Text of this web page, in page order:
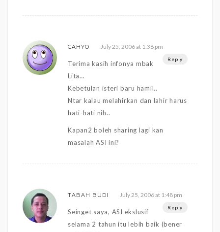
CAHYO July 25, 2006 at 1:38 pm
Reply
Terima kasih infonya mbak
Lita…
Kebetulan isteri baru hamil..
Ntar kalau melahirkan dan lahir harus
hati-hati nih..
Kapan2 boleh sharing lagi kan
masalah ASI ini?
TABAH BUDI July 25, 2006 at 1:48 pm
Reply
Seinget saya, ASI ekslusif
selama 2 tahun itu lebih baik (bener